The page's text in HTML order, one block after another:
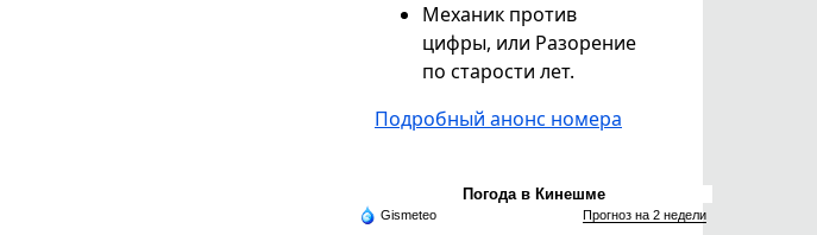
Механик против
цифры, или Разорение
по старости лет.
Подробный анонс номера
Погода в Кинешме
Gismeteo Прогноз на 2 недели